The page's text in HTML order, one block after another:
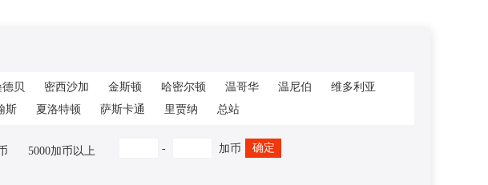
贝 密西沙加 金斯顿 哈密尔顿 温哥华 温尼伯
维多利亚
斯 夏洛特顿 萨斯卡通 里贾纳 总站
5000加币以上 - 加币 确定